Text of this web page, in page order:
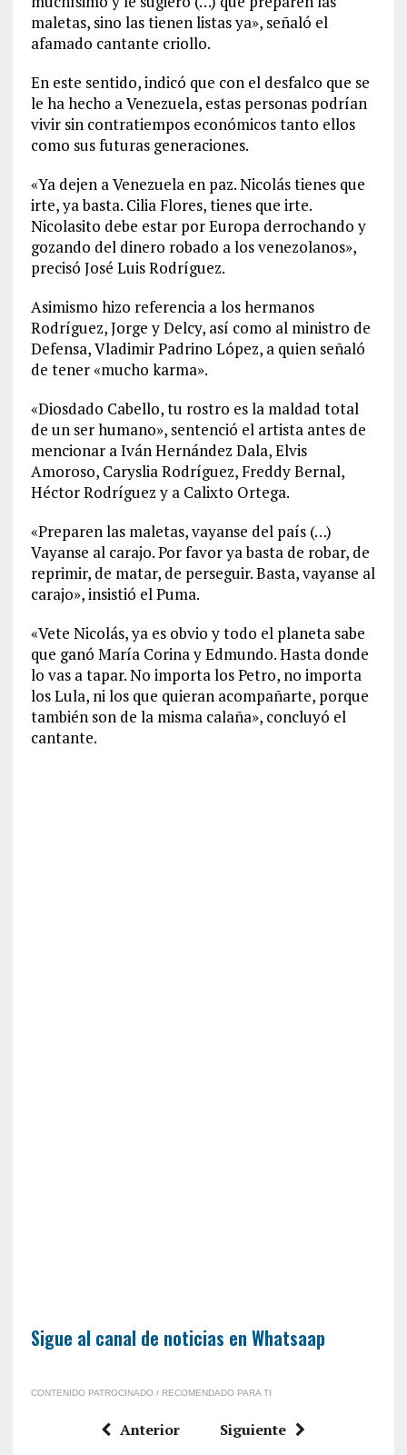
maletas, sino las tienen listas ya», señaló el
afamado cantante criollo.
En este sentido, indicó que con el desfalco que se
le ha hecho a Venezuela, estas personas podrían
vivir sin contratiempos económicos tanto ellos
como sus futuras generaciones.
«Ya dejen a Venezuela en paz. Nicolás tienes que
irte, ya basta. Cilia Flores, tienes que irte.
Nicolasito debe estar por Europa derrochando y
gozando del dinero robado a los venezolanos»,
precisó José Luis Rodríguez.
Asimismo hizo referencia a los hermanos
Rodríguez, Jorge y Delcy, así como al ministro de
Defensa, Vladimir Padrino López, a quien señaló
de tener «mucho karma».
«Diosdado Cabello, tu rostro es la maldad total
de un ser humano», sentenció el artista antes de
mencionar a Iván Hernández Dala, Elvis
Amoroso, Caryslia Rodríguez, Freddy Bernal,
Héctor Rodríguez y a Calixto Ortega.
«Preparen las maletas, vayanse del país (…)
Vayanse al carajo. Por favor ya basta de robar, de
reprimir, de matar, de perseguir. Basta, vayanse al
carajo», insistió el Puma.
«Vete Nicolás, ya es obvio y todo el planeta sabe
que ganó María Corina y Edmundo. Hasta donde
lo vas a tapar. No importa los Petro, no importa
los Lula, ni los que quieran acompañarte, porque
también son de la misma calaña», concluyó el
cantante.
Sigue al canal de noticias en Whatsaap
CONTENIDO PATROCINADO / RECOMENDADO PARA TI
Anterior Siguiente